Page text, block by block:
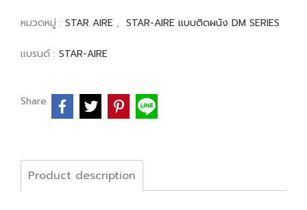
หมวดหมู่ : STAR AIRE , STAR-AIRE แบบติดผนัง DM SERIES
แบรนด์ : STAR-AIRE
Share
Product description